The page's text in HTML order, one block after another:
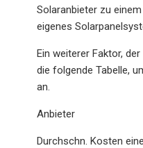
Solaranbieter zu
eigenes
Ein weiterer Faktor,
die folgende Tabelle,
an.
Anbieter
Durchschn. Kosten